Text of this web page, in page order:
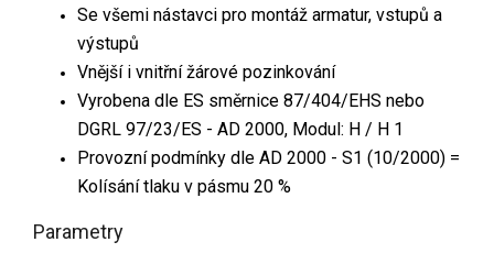
Se všemi nástavci pro montáž armatur, vstupů a
výstupů
Vnější i vnitřní žárové pozinkování
Vyrobena dle ES směrnice 87/404/EHS nebo
DGRL 97/23/ES - AD 2000, Modul: H / H 1
Provozní podmínky dle AD 2000 - S1 (10/2000) =
Kolísání tlaku v pásmu 20 %
Parametry